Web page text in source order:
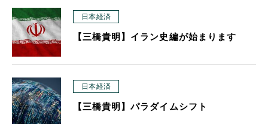
日本経済
【三橋貴明】イラン史編が始まります
日本経済
【三橋貴明】パラダイムシフト